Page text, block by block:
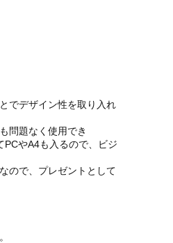
でデザイン性を取り入れ
問題なく使用でき
PCやA4も入るので、ビジ
ので、プレゼントとして